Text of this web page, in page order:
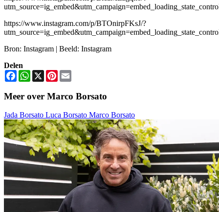
https://www.instagram.com/p/BTOnirpFKsJ/?
Bron: Instagram | Beeld: Instagram
Delen
FacebookWhatsApp
X Pinterest
Meer over Marco Borsato
Jada Borsato Luca Borsato Marco Borsato